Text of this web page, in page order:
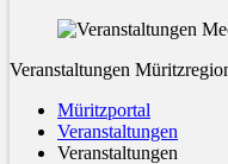
Veranstaltungen
Müritzportal
Veranstaltungen
Veranstaltungen